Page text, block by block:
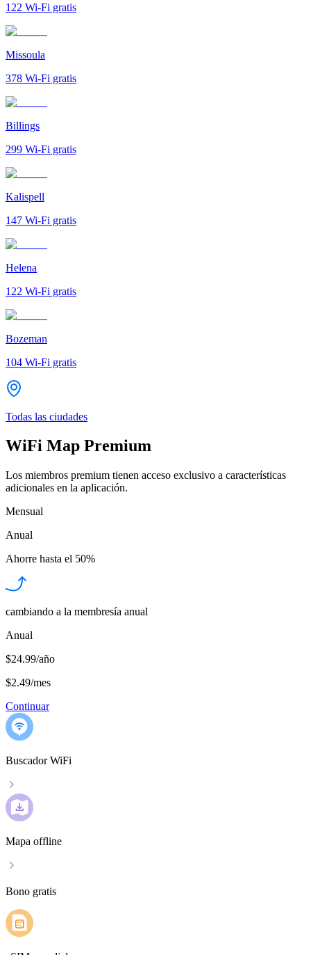
122 Wi-Fi gratis
Missoula
378 Wi-Fi gratis
Billings
299 Wi-Fi gratis
Kalispell
147 Wi-Fi gratis
Helena
122 Wi-Fi gratis
Bozeman
104 Wi-Fi gratis
Todas las ciudades
WiFi Map Premium
Los miembros premium tienen acceso exclusivo a características
adicionales en la aplicación.
Mensual
Anual
Ahorre hasta el 50%
cambiando a la membresía anual
Anual
$24.99/año
$2.49/mes
Continuar
Buscador WiFi
Mapa offline
Bono gratis